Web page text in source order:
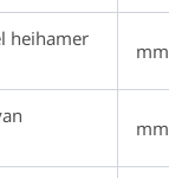
heihamer
mm
mm